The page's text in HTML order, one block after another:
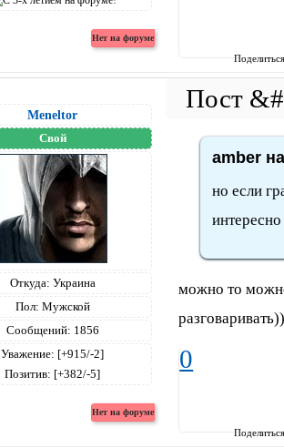
Meneltоr
Свой
Откуда: Украина
Пол: Мужской
Сообщений: 1856
Уважение: [+915/-2]
Позитив: [+382/-5]
amber
но если
можно то
0